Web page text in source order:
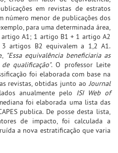
em revistas de estratos
número menor de publicações dos
para uma determinada área,
A1; 1 artigo B1 + 1 artigo A2
artigos B2 equivalem a 1,2 A1.
"Essa equivalência beneficiaria as
qualificação". O professor Leite
foi elaborada com base na
revistas, obtidas junto aoJournal
anualmente pelo ISI Web of
foi elaborada uma lista das
publica. De posse desta lista,
de impacto, foi calculada a
a nova estratificação que varia